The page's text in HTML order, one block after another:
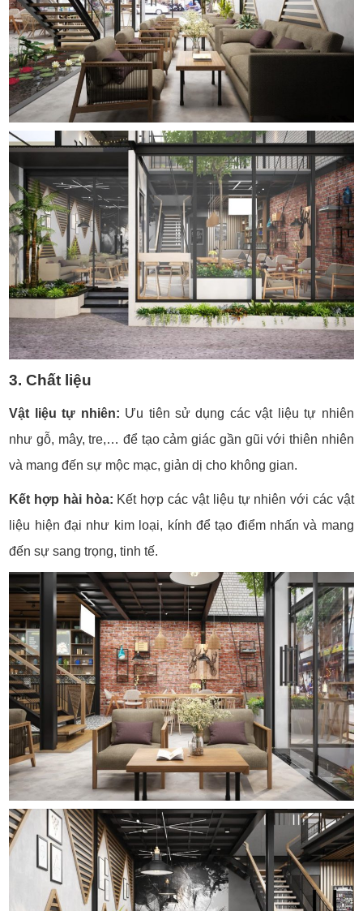
3. Chất liệu
Vật liệu tự nhiên: Ưu tiên sử dụng các vật liệu tự nhiên
như gỗ, mây, tre,… để tạo cảm giác gần gũi với thiên nhiên
và mang đến sự mộc mạc, giản dị cho không gian.
Kết hợp hài hòa: Kết hợp các vật liệu tự nhiên với các vật
liệu hiện đại như kim loại, kính để tạo điểm nhấn và mang
đến sự sang trọng, tinh tế.